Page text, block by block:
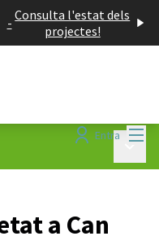
- Consulta l'estat dels
projectes!
Entra
a Can